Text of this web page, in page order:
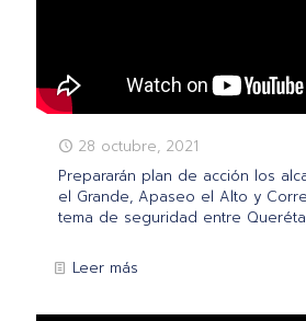
28 octubre, 2021
Prepararán plan de acción los
el Grande, Apaseo el Alto y
tema de seguridad entre
Leer más